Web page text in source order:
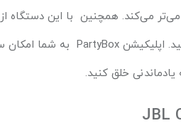
می‌کند. همچنین با این دستگاه
اپلیکیشن PartyBox به شما امکان
یادماندنی خلق کنید.
JBL